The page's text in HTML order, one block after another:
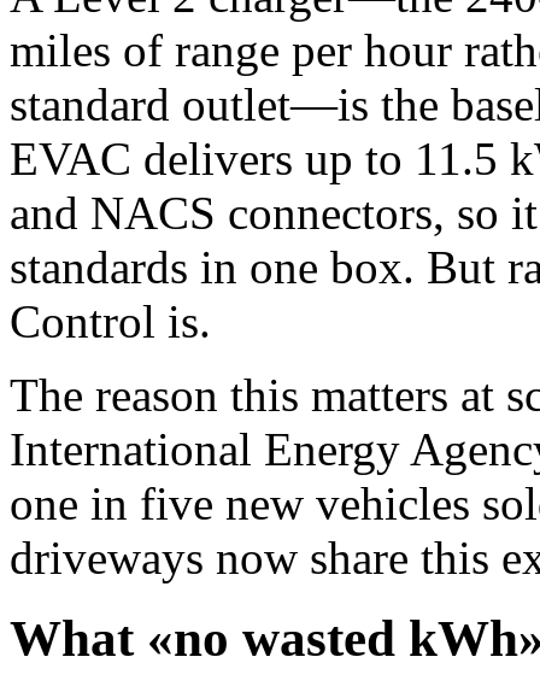
miles of range per hour
standard outlet—is the
EVAC delivers up to 11.5
and NACS connectors, so
standards in one box. But
Control is.
The reason this matters at
International Energy
one in five new vehicles
driveways now share this
What «no wasted